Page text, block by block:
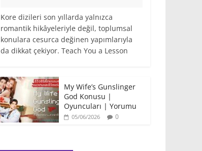
Kore dizileri son yıllarda yalnızca
romantik hikâyeleriyle değil, toplumsal
konulara cesurca değinen yapımlarıyla
da dikkat çekiyor. Teach You a Lesson
My Wife’s Gunslinger
God Konusu |
Oyuncuları | Yorumu
05/06/2026 0